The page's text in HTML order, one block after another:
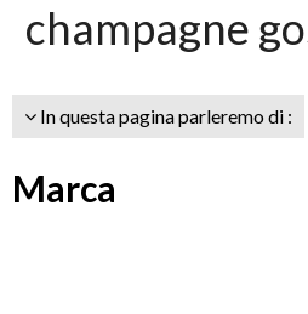
champagne
In questa pagina parleremo di :
Marca